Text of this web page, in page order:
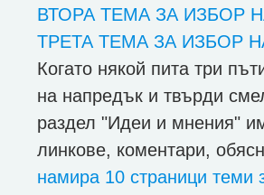
ВТОРА ТЕМА ЗА ИЗБОР
ТРЕТА ТЕМА ЗА ИЗБОР
Когато някой пита три
на напредък и твърди
раздел "Идеи и мнения"
линкове, коментари,
намира 10 страници теми